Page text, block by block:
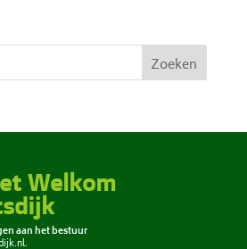
Zoeken
Welkom
aan het bestuur
.